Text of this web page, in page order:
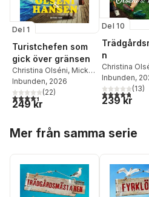
Del 1
Turistchefen som
gick över gränsen
Christina Olséni, Micke
Hansen
Inbunden, 2026
4,4utav 5 stjärnor. Totalt antal röster:
(22)
249 kr
Del 10
n
Christina
Hansen
Inbunden,
4,8utav 5(13)
239 kr
Mer från samma serie